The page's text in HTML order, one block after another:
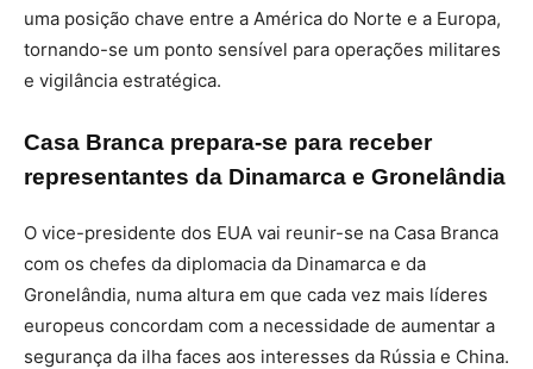
uma posição chave entre a América do Norte e a Europa,
tornando-se um ponto sensível para operações militares
e vigilância estratégica.
Casa Branca prepara-se para receber
representantes da Dinamarca e Gronelândia
O vice-presidente dos EUA vai reunir-se na Casa Branca
com os chefes da diplomacia da Dinamarca e da
Gronelândia, numa altura em que cada vez mais líderes
europeus concordam com a necessidade de aumentar a
segurança da ilha faces aos interesses da Rússia e China.